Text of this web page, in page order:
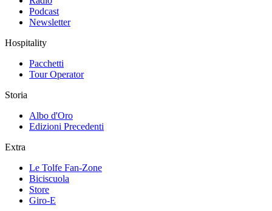
Podcast
Newsletter
Hospitality
Pacchetti
Tour Operator
Storia
Albo d'Oro
Edizioni Precedenti
Extra
Le Tolfe Fan-Zone
Biciscuola
Store
Giro-E